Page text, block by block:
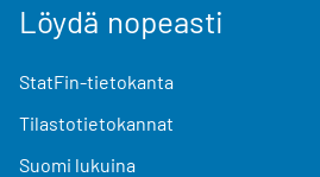
Löydä nopeasti
StatFin-tietokanta
Tilastotietokannat
Suomi lukuina